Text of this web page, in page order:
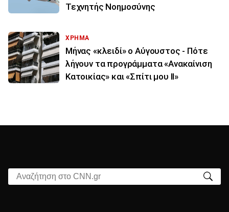
Τεχνητής Νοημοσύνης
ΧΡΗΜΑ
Μήνας «κλειδί» ο Αύγουστος - Πότε
λήγουν τα προγράμματα «Ανακαίνιση
Κατοικίας» και «Σπίτι μου ΙΙ»
Αναζήτηση στο CNN.gr